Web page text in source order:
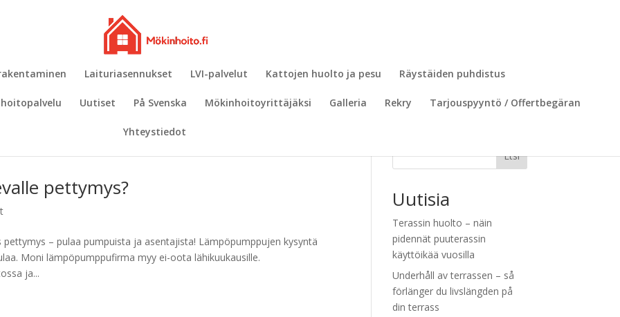
Laituriasennukset LVI-palvelut Kattojen huolto ja pesu Räystäiden puhdistus
Uutiset På Svenska Mökinhoitoyrittäjäksi Galleria Rekry Tarjouspyyntö / Offertbegäran
Yhteystiedot
pettymys?
– pulaa pumpuista ja asentajista! Lämpöpumppujen kysyntä
Moni lämpöpumppufirma myy ei-oota lähikuukausille.
ja...
Etsi
Uutisia
Terassin huolto – näin
pidennät puuterassin
käyttöikää vuosilla
Underhåll av terrassen – så
förlänger du livslängden på
din terrass